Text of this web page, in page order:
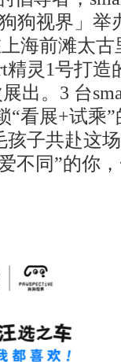
狗视界」举
海前滩太
精灵1号打造
出。3 台
“看展+试乘
孩子共赴这
不同”的你